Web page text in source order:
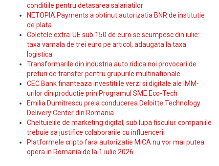
conditiile pentru detasarea salariatilor
NETOPIA Payments a obtinut autorizatia BNR de institutie
de plata
Coletele extra-UE sub 150 de euro se scumpesc din iulie:
taxa vamala de trei euro pe articol, adaugata la taxa
logistica
Transformarile din industria auto ridica noi provocari de
preturi de transfer pentru grupurile multinationale
CEC Bank finanteaza investitiile verzi si digitale ale IMM-
urilor din productie prin Programul SME Eco-Tech
Emilia Dumitrescu preia conducerea Deloitte Technology
Delivery Center din Romania
Cheltuielile de marketing digital, sub lupa fiscului: companiile
trebuie sa justifice colaborarile cu influencerii
Platformele cripto fara autorizatie MiCA nu vor mai putea
opera in Romania de la 1 iulie 2026